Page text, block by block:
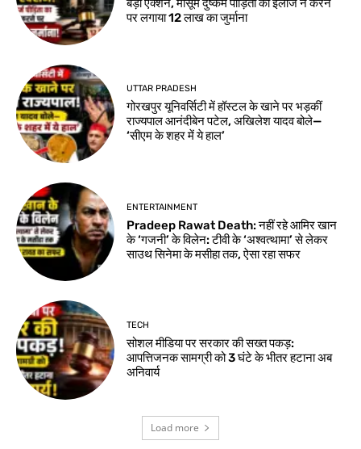
बड़ा एक्शन, मासूम दुष्कर्म पीड़िता का इलाज न करने
पर लगाया 12 लाख का जुर्माना
UTTAR PRADESH
गोरखपुर यूनिवर्सिटी में हॉस्टल के खाने पर भड़कीं
राज्यपाल आनंदीबेन पटेल, अखिलेश यादव बोले—
‘सीएम के शहर में ये हाल’
ENTERTAINMENT
Pradeep Rawat Death: नहीं रहे आमिर खान
के ‘गजनी’ के विलेन: टीवी के ‘अश्वत्थामा’ से लेकर
साउथ सिनेमा के मसीहा तक, ऐसा रहा सफर
TECH
सोशल मीडिया पर सरकार की सख्त पकड़:
आपत्तिजनक सामग्री को 3 घंटे के भीतर हटाना अब
अनिवार्य
Load more